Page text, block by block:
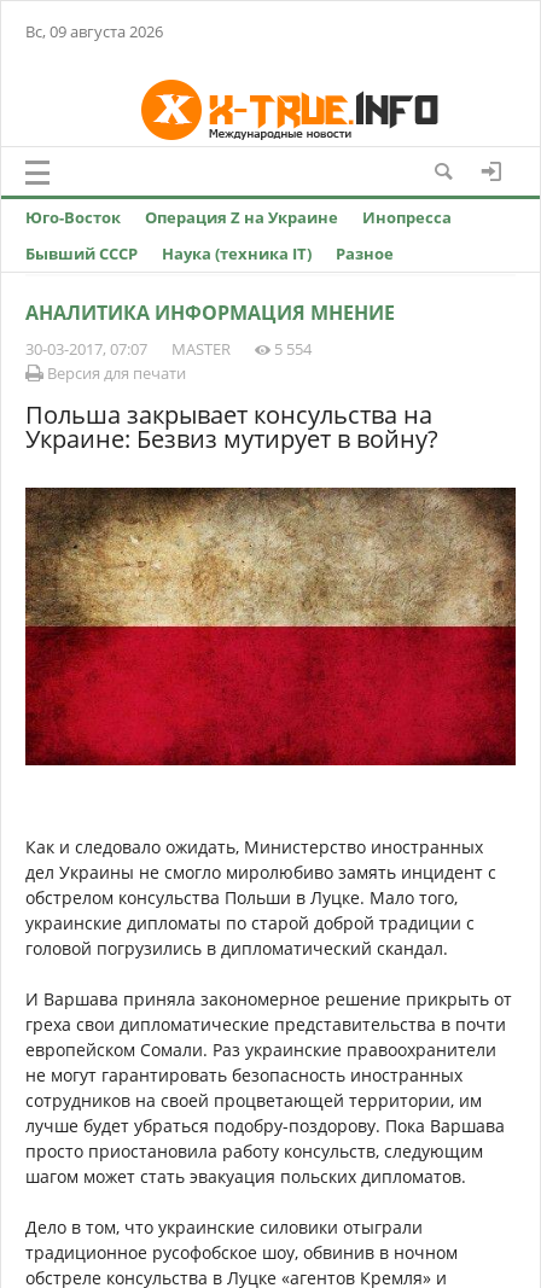
Вс, 09 августа 2026
Юго-Восток Операция Z на Украине
Инопресса
Бывший СССР
Наука (техника IT) Разное
АНАЛИТИКА ИНФОРМАЦИЯ МНЕНИЕ
30-03-2017, 07:07 MASTER
5 554
Версия для печати
Польша закрывает консульства на
Украине: Безвиз мутирует в войну?
Как и следовало ожидать, Министерство иностранных
дел Украины не смогло миролюбиво замять инцидент с
обстрелом консульства Польши в Луцке. Мало того,
украинские дипломаты по старой доброй традиции с
головой погрузились в дипломатический скандал.
И Варшава приняла закономерное решение прикрыть от
греха свои дипломатические представительства в почти
европейском Сомали. Раз украинские правоохранители
не могут гарантировать безопасность иностранных
сотрудников на своей процветающей территории, им
лучше будет убраться подобру-поздорову. Пока Варшава
просто приостановила работу консульств, следующим
шагом может стать эвакуация польских дипломатов.
Дело в том, что украинские силовики отыграли
традиционное русофобское шоу, обвинив в ночном
обстреле консульства в Луцке «агентов Кремля» и